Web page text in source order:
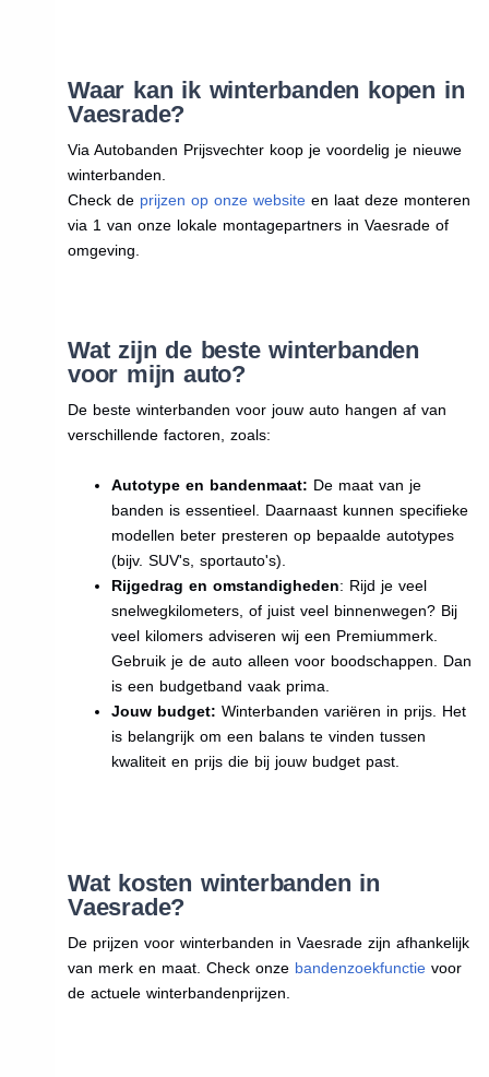
Waar kan ik winterbanden kopen in
Vaesrade?
Via Autobanden Prijsvechter koop je voordelig je nieuwe
winterbanden.
Check de prijzen op onze websiteen laat deze monteren
via 1 van onze lokale montagepartners in Vaesrade of
omgeving.
Wat zijn de beste winterbanden
voor mijn auto?
De beste winterbanden voor jouw auto hangen af van
verschillende factoren, zoals:
Autotype en bandenmaat: De maat van je
banden is essentieel. Daarnaast kunnen specifieke
modellen beter presteren op bepaalde autotypes
(bijv. SUV's, sportauto's).
Rijgedrag en omstandigheden: Rijd je veel
snelwegkilometers, of juist veel binnenwegen? Bij
veel kilomers adviseren wij een Premiummerk.
Gebruik je de auto alleen voor boodschappen. Dan
is een budgetband vaak prima.
Jouw budget: Winterbanden variëren in prijs. Het
is belangrijk om een balans te vinden tussen
kwaliteit en prijs die bij jouw budget past.
Wat kosten winterbanden in
Vaesrade?
De prijzen voor winterbanden in Vaesrade zijn afhankelijk
van merk en maat. Check onze bandenzoekfunctievoor
de actuele winterbandenprijzen.